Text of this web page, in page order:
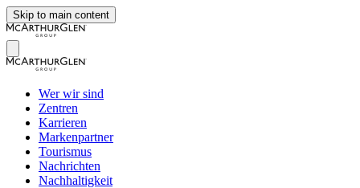
Skip to main content
Wer wir sind
Zentren
Karrieren
Markenpartner
Tourismus
Nachrichten
Nachhaltigkeit